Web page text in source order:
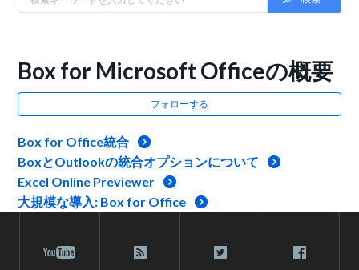
Box for Microsoft Officeの概要
フォローする
Box for Office統合
BoxとOutlookの統合オプションについて
Excel Online Previewer
大規模な導入: Box for Office